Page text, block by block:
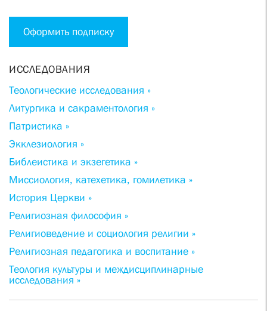
Оформить подписку
ИССЛЕДОВАНИЯ
Теологические исследования »
Литургика и сакраментология »
Патристика »
Экклезиология »
Библеистика и экзегетика »
Миссиология, катехетика, гомилетика »
История Церкви »
Религиозная философия »
Религиоведение и социология религии »
Религиозная педагогика и воспитание »
Теология культуры и междисциплинарные
исследования »